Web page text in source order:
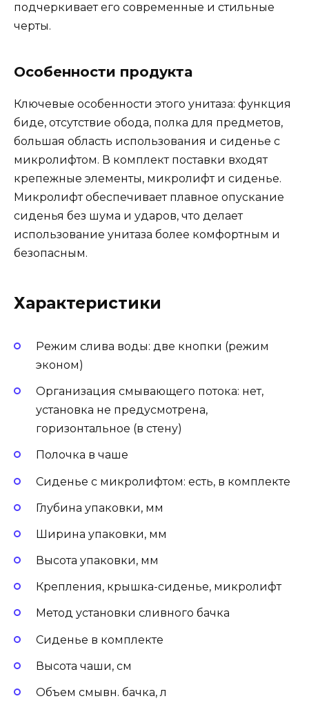
подчеркивает его современные и стильные
черты.
Особенности продукта
Ключевые особенности этого унитаза: функция
биде, отсутствие обода, полка для предметов,
большая область использования и сиденье с
микролифтом. В комплект поставки входят
крепежные элементы, микролифт и сиденье.
Микролифт обеспечивает плавное опускание
сиденья без шума и ударов, что делает
использование унитаза более комфортным и
безопасным.
Характеристики
Режим слива воды: две кнопки (режим
эконом)
Организация смывающего потока: нет,
установка не предусмотрена,
горизонтальное (в стену)
Полочка в чаше
Сиденье с микролифтом: есть, в комплекте
Глубина упаковки, мм
Ширина упаковки, мм
Высота упаковки, мм
Крепления, крышка-сиденье, микролифт
Метод установки сливного бачка
Сиденье в комплекте
Высота чаши, см
Объем смывн. бачка, л